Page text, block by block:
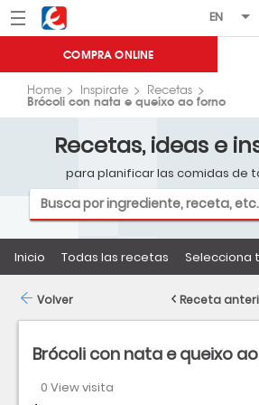
Menú Eroski
COMPRA ONLINE
Home Inspirate Recetas
Brócoli con nata e queixo ao forno
Recetas, ideas e
para planificar las comidas de
Inicio Todas las recetas Selecciona
Brócoli con nata e queixo
0 View visita
Volver Receta